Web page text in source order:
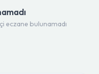
eczane bulunamadı